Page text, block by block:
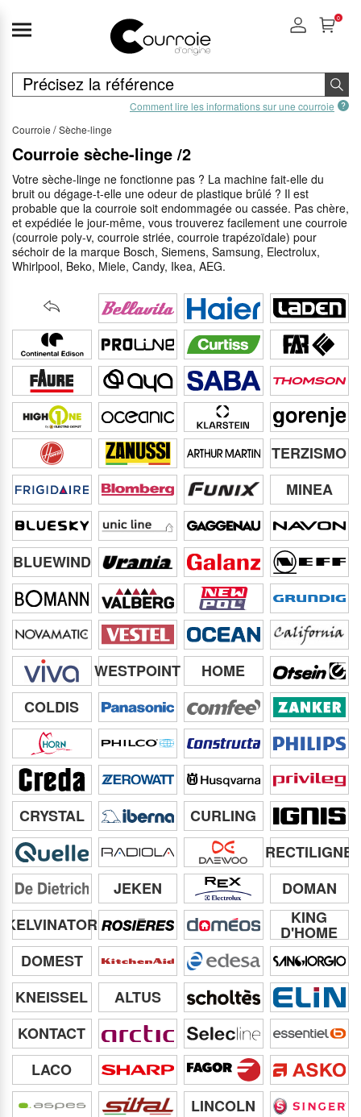
Comment lire les informations sur une courroie
0
Courroie Sèche-linge
Courroie sèche-linge /2
Votre sèche-linge ne fonctionne pas ? La machine fait-elle du
bruit ou dégage-t-elle une odeur de plastique brûlé ? Il est
probable que la courroie soit endommagée ou cassée. Pas chère,
et expédiée le jour-même, vous trouverez facilement une courroie
(courroie poly-v, courroie striée, courroie trapézoïdale) pour
séchoir de la marque Bosch, Siemens, Samsung, Electrolux,
Whirlpool, Beko, Miele, Candy, Ikea, AEG.
TERZISMO
MINEA
BLUEWIND
WESTPOINT
HOME
COLDIS
CRYSTAL
CURLING
RECTILIGNE
JEKEN
DOMAN
KELVINATOR
KING
D'HOME
DOMEST
KNEISSEL
ALTUS
KONTACT
LACO
LINCOLN